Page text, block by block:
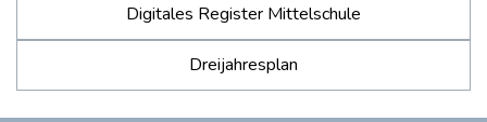
Digitales Register Mittelschule
Dreijahresplan